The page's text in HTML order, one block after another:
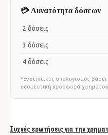
Συχνές ερωτήσεις για την
💳 Δυνατότητα δόσεων
2 δόσεις
3 δόσεις
4 δόσεις
*Ενδεικτικός υπολογισμός
δεσμευτική προσφορά